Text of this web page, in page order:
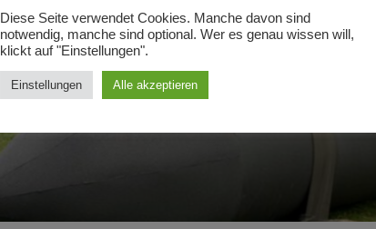
Diese Seite verwendet Cookies. Manche davon sind
notwendig, manche sind optional. Wer es genau wissen will,
klickt auf "Einstellungen".
Einstellungen Alle akzeptieren